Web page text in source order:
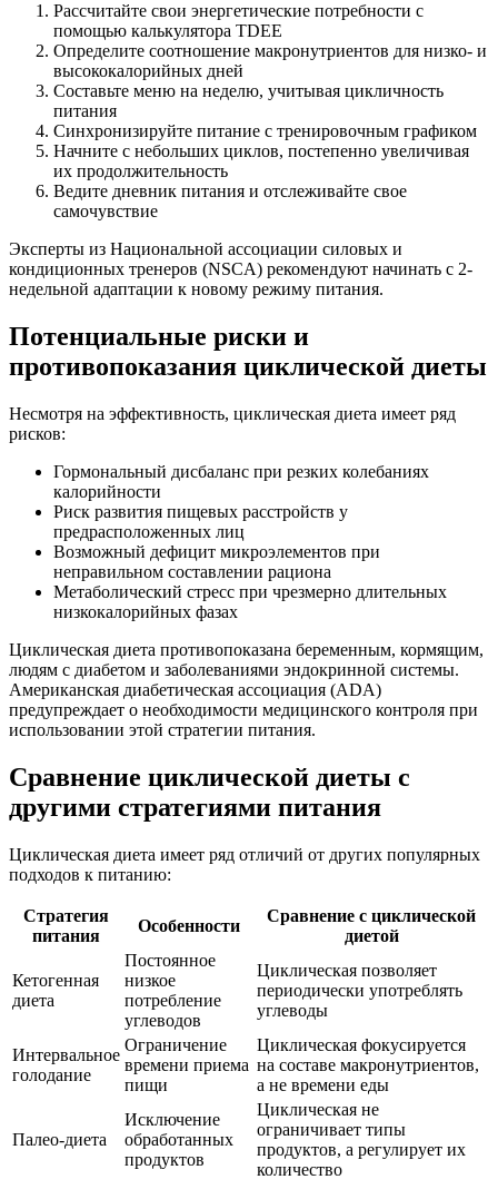
Рассчитайте свои энергетические потребности с
помощью калькулятора TDEE
Определите соотношение макронутриентов для низко- и
высококалорийных дней
Составьте меню на неделю, учитывая цикличность
питания
Синхронизируйте питание с тренировочным графиком
Начните с небольших циклов, постепенно увеличивая
их продолжительность
Ведите дневник питания и отслеживайте свое
самочувствие
Эксперты из Национальной ассоциации силовых и
кондиционных тренеров (NSCA) рекомендуют начинать с 2-
недельной адаптации к новому режиму питания.
Потенциальные риски и
противопоказания циклической диеты
Несмотря на эффективность, циклическая диета имеет ряд
рисков:
Гормональный дисбаланс при резких колебаниях
калорийности
Риск развития пищевых расстройств у
предрасположенных лиц
Возможный дефицит микроэлементов при
неправильном составлении рациона
Метаболический стресс при чрезмерно длительных
низкокалорийных фазах
Циклическая диета противопоказана беременным, кормящим,
людям с диабетом и заболеваниями эндокринной системы.
Американская диабетическая ассоциация (ADA)
предупреждает о необходимости медицинского контроля при
использовании этой стратегии питания.
Сравнение циклической диеты с
другими стратегиями питания
Циклическая диета имеет ряд отличий от других популярных
подходов к питанию:
Стратегия
питания
Особенности
Сравнение с циклической
диетой
Кетогенная
диета
Постоянное
низкое
потребление
углеводов
Циклическая позволяет
периодически употреблять
углеводы
Интервальное
голодание
Ограничение
времени приема
пищи
Циклическая фокусируется
на составе макронутриентов,
а не времени еды
Палео-диета
Исключение
обработанных
продуктов
Циклическая не
ограничивает типы
продуктов, а регулирует их
количество